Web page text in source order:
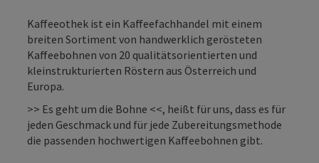
Kaffeeothek ist ein Kaffeefachhandel mit einem
breiten Sortiment von handwerklich gerösteten
Kaffeebohnen von 20 qualitätsorientierten und
kleinstrukturierten Röstern aus Österreich und
Europa.
>> Es geht um die Bohne <<, heißt für uns, dass es für
jeden Geschmack und für jede Zubereitungsmethode
die passenden hochwertigen Kaffeebohnen gibt.